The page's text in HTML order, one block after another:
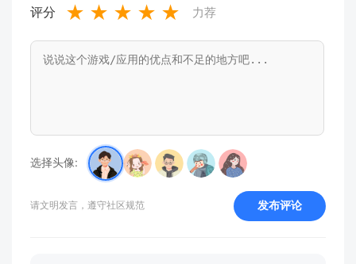
评分 ★ ★ ★ ★ ★ 力荐
选择头像:
请文明发言，遵守社区规范 发布评论